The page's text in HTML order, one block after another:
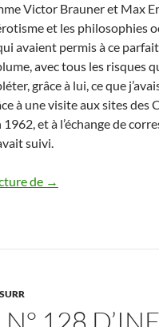
Victor Brauner et Max
et les philosophies
avaient permis à ce
avec tous les risques
grâce à lui, ce que
à une visite aux sites des
et à l’échange de
suivi.
de Sur Sarane
→